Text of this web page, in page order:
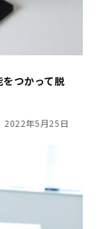
つかって脱
2022年5月25日